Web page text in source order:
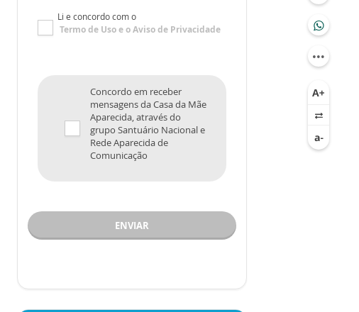
Li e concordo com o
Termo de Usoe oAviso de Privacidade
Concordo em receber
mensagens da Casa da Mãe
Aparecida, através do
grupo Santuário Nacional e
Rede Aparecida de
Comunicação
ENVIAR